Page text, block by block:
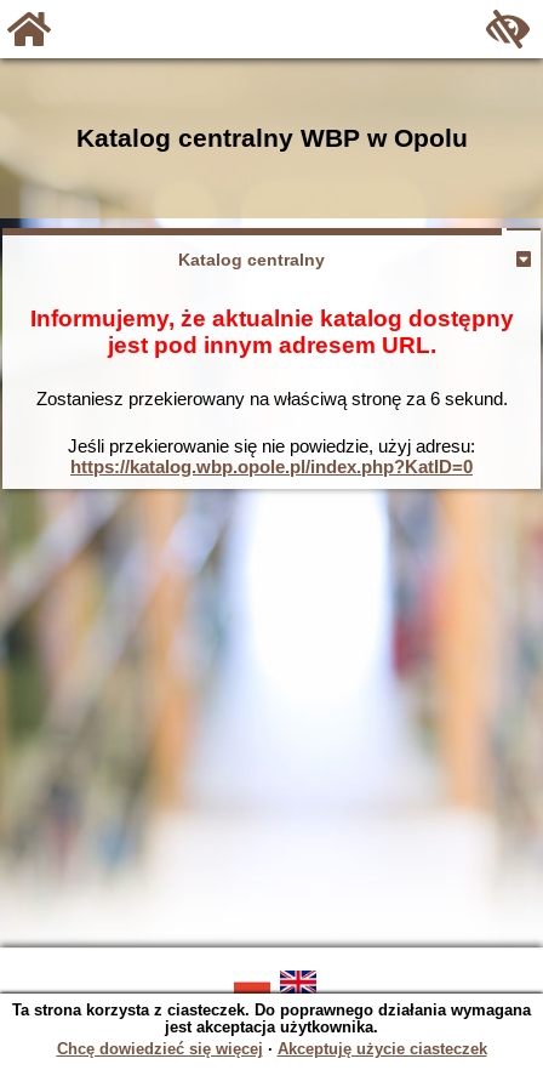
Katalog centralny WBP w Opolu
Katalog centralny
Informujemy, że aktualnie katalog dostępny
jest pod innym adresem URL.
Zostaniesz przekierowany na właściwą stronę za 6sekund.
Jeśli przekierowanie się nie powiedzie, użyj adresu:
https://katalog.wbp.opole.pl/index.php?KatID=0
SOWA OPAC v. 5.22.16 (2023-06-07)
Wygenerowano w 0,0343 s.
Ta strona korzysta z ciasteczek. Do poprawnego działania wymagana
jest akceptacja użytkownika.
Chcę dowiedzieć się więcej ∙ Akceptuję użycie ciasteczek